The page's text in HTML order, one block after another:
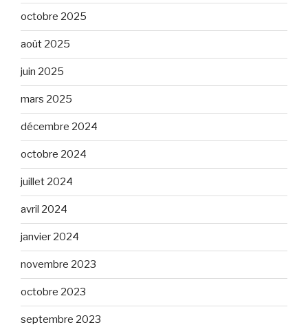
octobre 2025
août 2025
juin 2025
mars 2025
décembre 2024
octobre 2024
juillet 2024
avril 2024
janvier 2024
novembre 2023
octobre 2023
septembre 2023